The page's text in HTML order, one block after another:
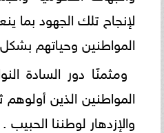
لإنجاح تلك الجهود بما
المواطنين وحياتهم بشكل
ومثمنًا دور السادة
المواطنين الذين
والإزدهار لوطننا الحبيب .